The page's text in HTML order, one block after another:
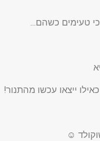
טעימים כשהם…
ייצאו עכשו מהתנור!
☺